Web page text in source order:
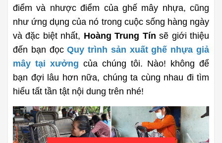
điểm và nhược điểm của ghế mây nhựa, cũng
như ứng dụng của nó trong cuộc sống hàng ngày
và đặc biệt nhất, Hoàng Trung Tín sẽ giới thiệu
đến bạn đọc Quy trình sản xuất ghế nhựa giả
mây tại xưởng của chúng tôi. Nào! không để
bạn đợi lâu hơn nữa, chúng ta cùng nhau đi tìm
hiểu tất tần tật nội dung trên nhé!